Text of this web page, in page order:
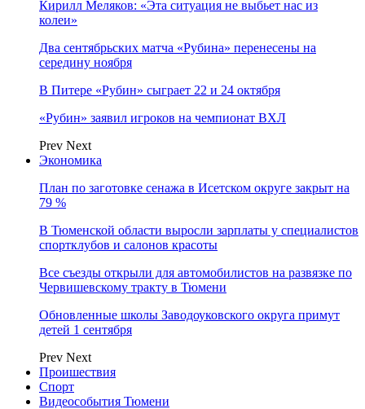
Кирилл Меляков: «Эта ситуация не выбьет нас из
колеи»
Два сентябрьских матча «Рубина» перенесены на
середину ноября
В Питере «Рубин» сыграет 22 и 24 октября
«Рубин» заявил игроков на чемпионат ВХЛ
Prev Next
Экономика
План по заготовке сенажа в Исетском округе закрыт на
79 %
В Тюменской области выросли зарплаты у специалистов
спортклубов и салонов красоты
Все съезды открыли для автомобилистов на развязке по
Червишевскому тракту в Тюмени
Обновленные школы Заводоуковского округа примут
детей 1 сентября
Prev Next
Проишествия
Спорт
Видеособытия Тюмени